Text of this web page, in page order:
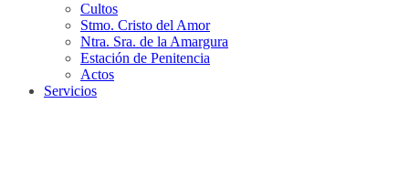
Cultos
Stmo. Cristo del Amor
Ntra. Sra. de la Amargura
Estación de Penitencia
Actos
Servicios